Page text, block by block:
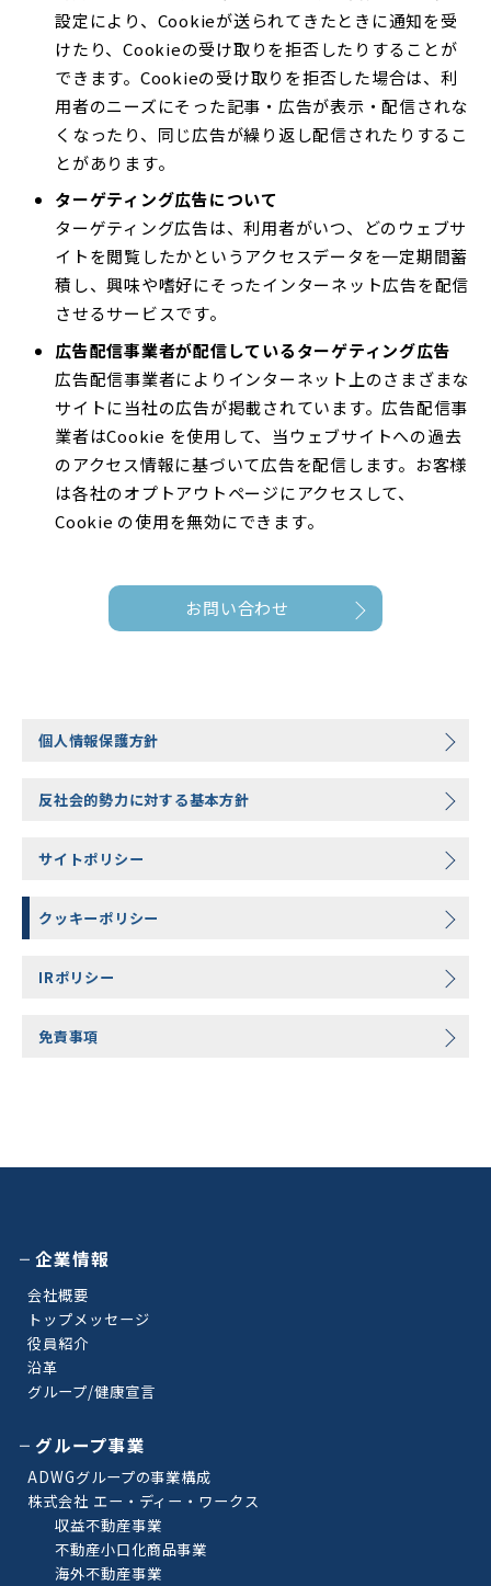
設定により、Cookieが送られてきたときに通知を受
けたり、Cookieの受け取りを拒否したりすることが
できます。Cookieの受け取りを拒否した場合は、利
用者のニーズにそった記事・広告が表示・配信されな
くなったり、同じ広告が繰り返し配信されたりするこ
とがあります。
ターゲティング広告について
ターゲティング広告は、利用者がいつ、どのウェブサ
イトを閲覧したかというアクセスデータを一定期間蓄
積し、興味や嗜好にそったインターネット広告を配信
させるサービスです。
広告配信事業者が配信しているターゲティング広告
広告配信事業者によりインターネット上のさまざまな
サイトに当社の広告が掲載されています。広告配信事
業者はCookie を使用して、当ウェブサイトへの過去
のアクセス情報に基づいて広告を配信します。お客様
は各社のオプトアウトページにアクセスして、
Cookie の使用を無効にできます。
お問い合わせ
個人情報保護方針
反社会的勢力に対する基本方針
サイトポリシー
クッキーポリシー
IRポリシー
免責事項
企業情報
会社概要
トップメッセージ
役員紹介
沿革
グループ/健康宣言
グループ事業
ADWGグループの事業構成
株式会社 エー・ディー・ワークス
収益不動産事業
不動産小口化商品事業
海外不動産事業